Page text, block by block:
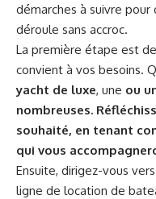
démarches à suivre
déroule sans accroc.
La première étape est
convient à vos besoins.
yacht de luxe, une ou
nombreuses.
souhaité, en tenant
qui vous
Ensuite, dirigez-vous
ligne de location de